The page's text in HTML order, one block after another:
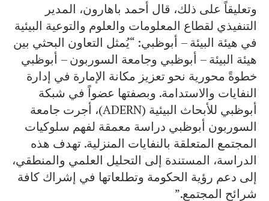
وتعليقاً على ذلك، قال أحمد باهارون، المدير
التنفيذي لقطاع المعلومات والعلوم والتوعية البيئية
في هيئة البيئة – أبوظبي: “يُمثل التعاون البحثي بين
هيئة البيئة – أبوظبي وجامعة السوربون – أبوظبي
خطوةً محورية نحو تعزيز مكانة الإمارة في إدارة
النفايات والاستدامة. وبصفتها عضواً في شبكة
أبوظبي للأبحاث البيئية (ADERN)، أجرت جامعة
السوربون أبوظبي دراسة معمقة لفهم سلوكيات
المجتمع المتعلقة بالنفايات المنزلية. تهدف هذه
الدراسة، المستندة إلى التحليل العلمي والمنطقي،
إلى دعم رؤية الحكومة وتطلعاتها في إشراك كافة
شرائح المجتمع.”